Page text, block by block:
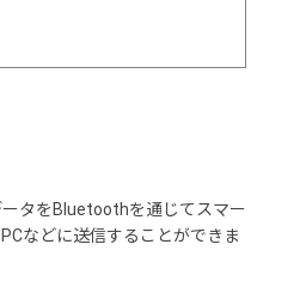
タをBluetoothを通じてスマー
などに送信することができま